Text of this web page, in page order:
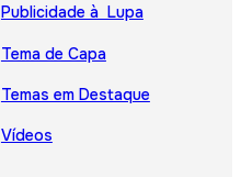
Publicidade à Lupa
Tema de Capa
Temas em Destaque
Vídeos